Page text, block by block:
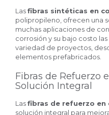
Lasfibras sintéticas en
polipropileno, ofrecen una
muchas aplicaciones de
corrosión y su bajo costo
variedad de proyectos,
elementos prefabricados.
Fibras de Refuerzo
Solución Integral
Lasfibras de refuerzo en
solución integral para